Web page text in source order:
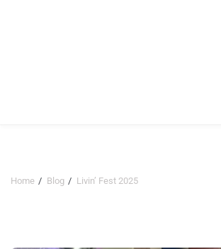
Home Blog Livin’ Fest 2025